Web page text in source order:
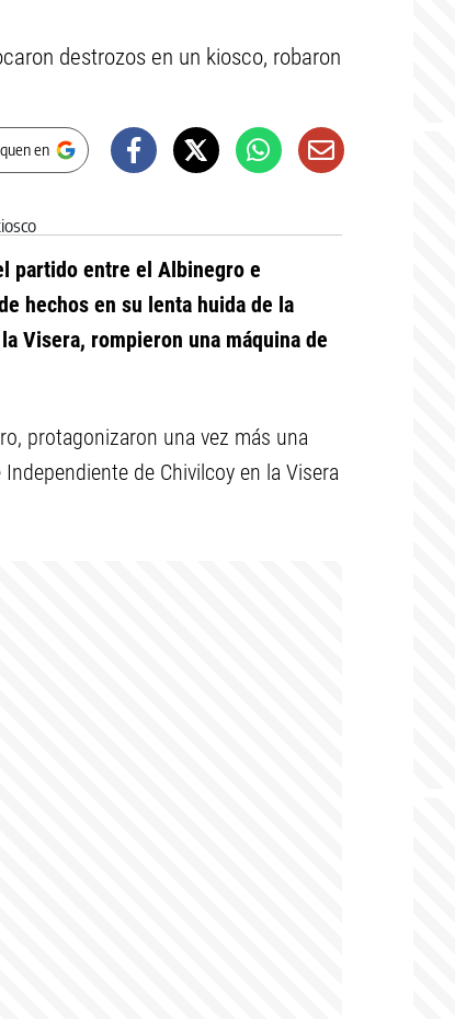
destrozos en un kiosco, robaron
en
partido entre el Albinegro e
hechos en su lenta huida de la
Visera, rompieron una máquina de
protagonizaron una vez más una
de Chivilcoy en la Visera